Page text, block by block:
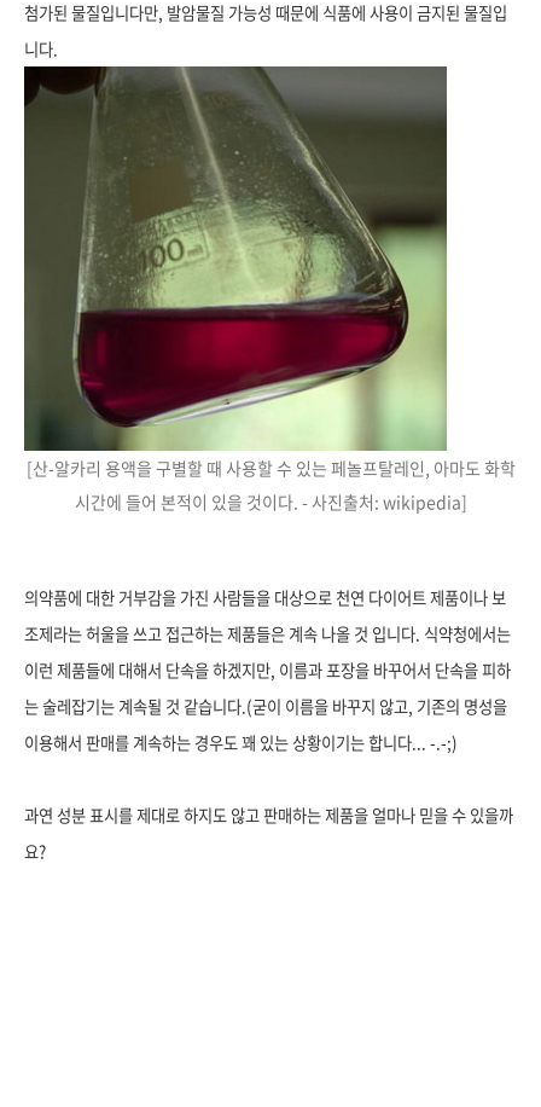
첨가된 물질입니다만, 발암물질 가능성 때문에 식품에 사용이 금지된 물질입
니다.
[산-알카리 용액을 구별할 때 사용할 수 있는 페놀프탈레인, 아마도 화학
시간에 들어 본적이 있을 것이다. - 사진출처: wikipedia]
의약품에 대한 거부감을 가진 사람들을 대상으로 천연 다이어트 제품이나 보
조제라는 허울을 쓰고 접근하는 제품들은 계속 나올 것 입니다. 식약청에서는
이런 제품들에 대해서 단속을 하겠지만, 이름과 포장을 바꾸어서 단속을 피하
는 술레잡기는 계속될 것 같습니다.(굳이 이름을 바꾸지 않고, 기존의 명성을
이용해서 판매를 계속하는 경우도 꽤 있는 상황이기는 합니다... -.-;)
과연 성분 표시를 제대로 하지도 않고 판매하는 제품을 얼마나 믿을 수 있을까
요?